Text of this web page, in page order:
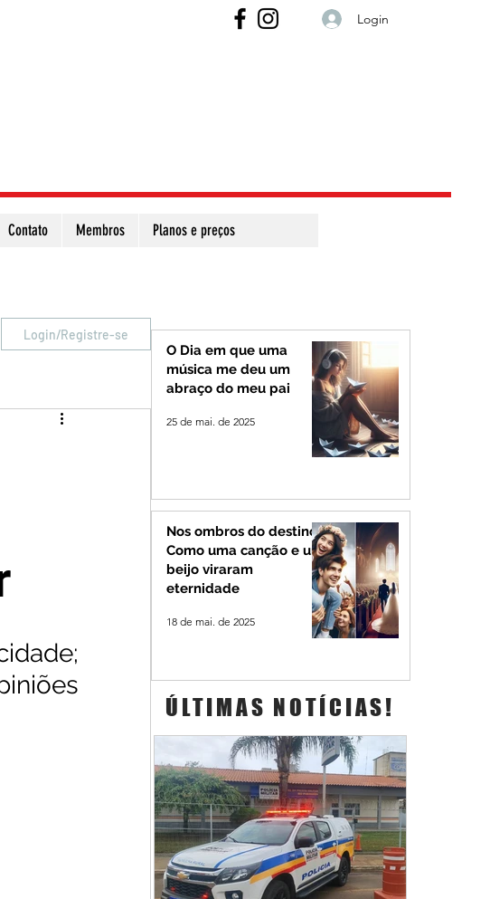
Login
Contato Membros Planos e preços
Login/Registre-se
O Dia em que uma
música me deu um
abraço do meu pai
25 de mai. de 2025
Nos ombros do destino:
Como uma canção e um
beijo viraram
eternidade
18 de mai. de 2025
ÚLTIMAS NOTÍCIAS!